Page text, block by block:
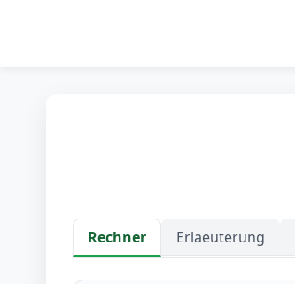
Rechner Erlaeuterung